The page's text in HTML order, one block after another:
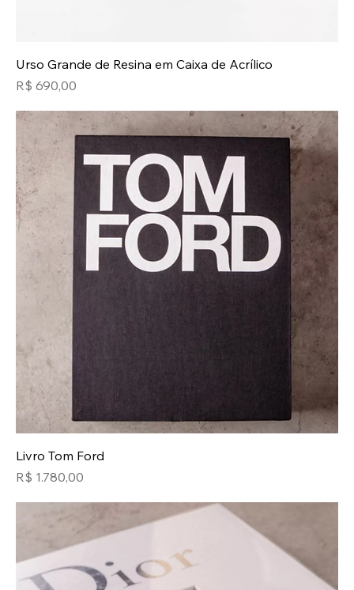
Urso Grande de Resina em Caixa de Acrílico
Preço
R$ 690,00
Livro Tom Ford
Preço
R$ 1.780,00